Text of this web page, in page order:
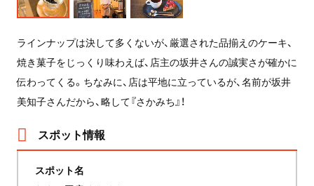
ラインナップは決して多くないが、厳選された品揃えのケーキ、
焼き菓子をじっくり味わえば、店主の坂井さんの誠実さが確かに
伝わってくる。ちなみに、店は平地に立っているが、名前が坂井
美知子さんだから、略して『さかみち』！
スポット情報
スポット名